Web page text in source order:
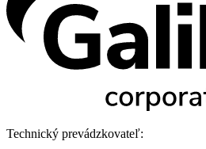
Technický prevádzkovateľ: